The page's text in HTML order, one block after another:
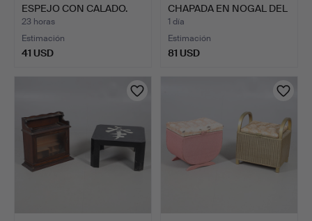
ESPEJO CON CALADO.
23 horas
Estimación
41 USD
CHAPADA EN NOGAL DEL
SIGLO XIX.
1 día
Estimación
81 USD